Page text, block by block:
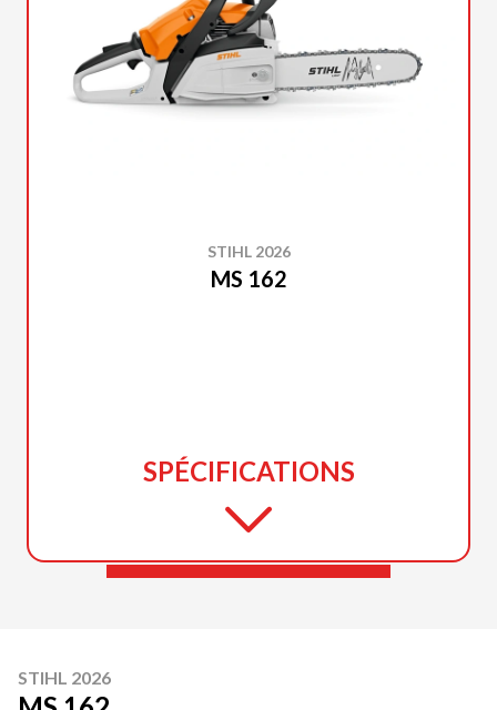
STIHL 2026
MS 162
SPÉCIFICATIONS
STIHL 2026